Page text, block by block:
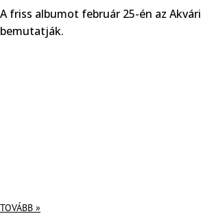
A friss albumot február 25-én az
bemutatják.
TOVÁBB »